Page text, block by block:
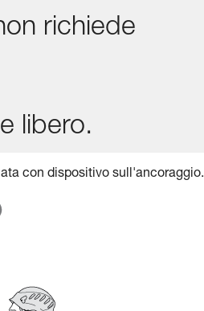
richiede
libero.
con dispositivo sull'ancoraggio.